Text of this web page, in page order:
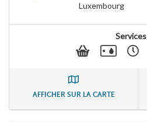
Luxembourg
Services
AFFICHER SUR LA CARTE